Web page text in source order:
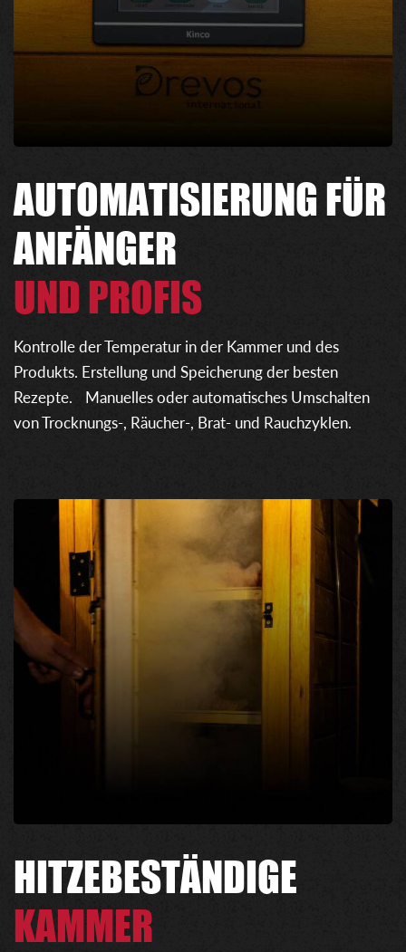
AUTOMATISIERUNG FÜR
ANFÄNGER
UND PROFIS
Kontrolle der Temperatur in der Kammer und des
Produkts. Erstellung und Speicherung der besten
Rezepte. Manuelles oder automatisches Umschalten
von Trocknungs-, Räucher-, Brat- und Rauchzyklen.
HITZEBESTÄNDIGE
KAMMER